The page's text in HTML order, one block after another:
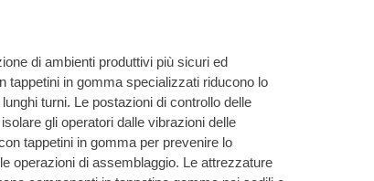
di ambienti produttivi più sicuri ed
tappetini in gomma specializzati riducono lo
turni. Le postazioni di controllo delle
gli operatori dalle vibrazioni delle
tappetini in gomma per prevenire lo
operazioni di assemblaggio. Le attrezzature